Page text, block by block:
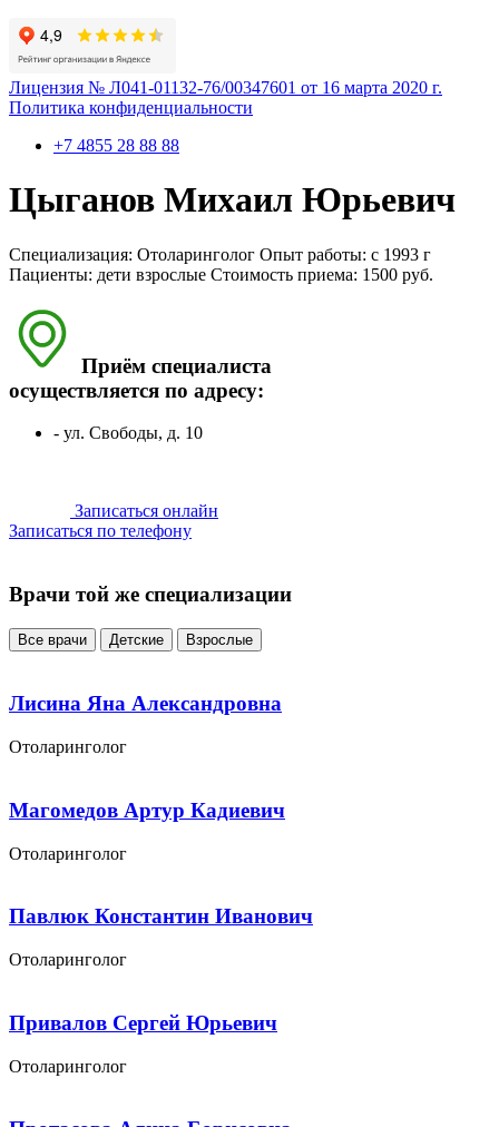
Лицензия № Л041-01132-76/00347601 от 16 марта 2020 г.
Политика конфиденциальности
+7 4855 28 88 88
Цыганов Михаил Юрьевич
Специализация: Отоларинголог Опыт работы: с 1993 г
Пациенты: дети взрослые Стоимость приема: 1500 руб.
Приём специалиста
осуществляется по адресу:
- ул. Свободы, д. 10
Записаться онлайн
Записаться по телефону
Врачи той же специализации
Все врачи Детские Взрослые
Лисина Яна Александровна
Отоларинголог
Магомедов Артур Кадиевич
Отоларинголог
Павлюк Константин Иванович
Отоларинголог
Привалов Сергей Юрьевич
Отоларинголог